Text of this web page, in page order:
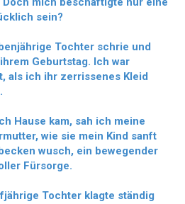
sein?
Tochter schrie und
Geburtstag. Ich war
als ich ihr zerrissenes Kleid
Hause kam, sah ich meine
wie sie mein Kind sanft
wusch, ein bewegender
Fürsorge.
Tochter klagte ständig